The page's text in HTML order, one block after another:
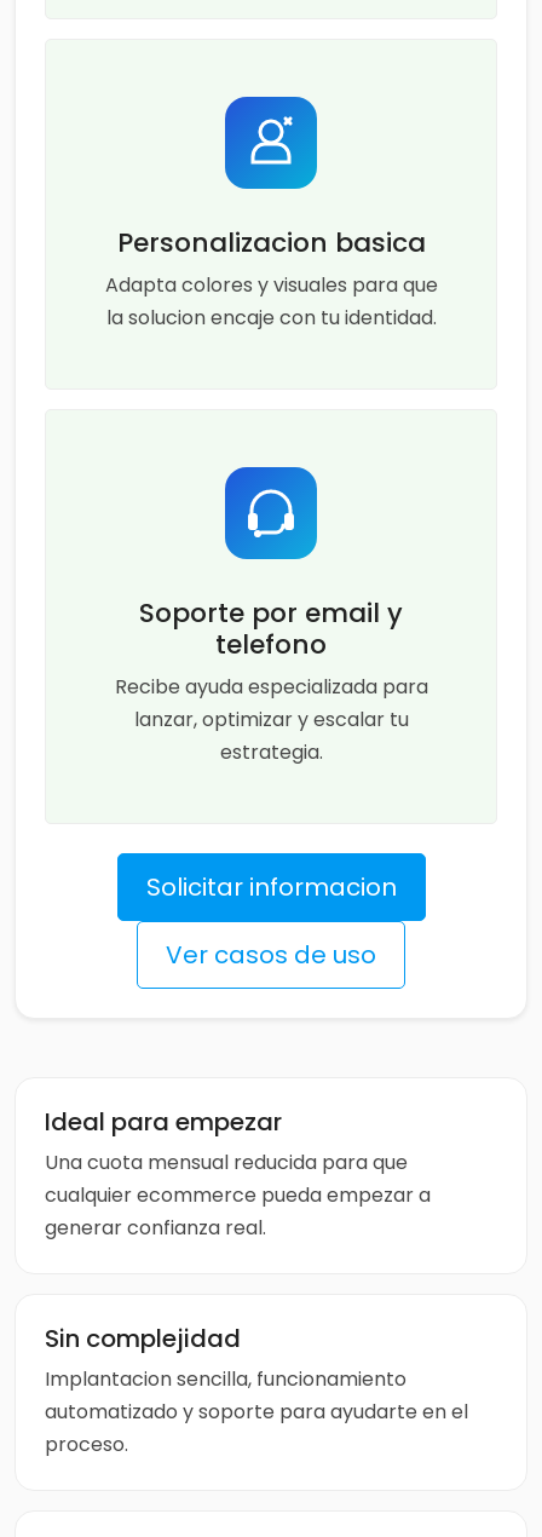
Personalizacion basica
Adapta colores y visuales para que
la solucion encaje con tu identidad.
Soporte por email y
telefono
Recibe ayuda especializada para
lanzar, optimizar y escalar tu
estrategia.
Solicitar informacion
Ver casos de uso
Ideal para empezar
Una cuota mensual reducida para que
cualquier ecommerce pueda empezar a
generar confianza real.
Sin complejidad
Implantacion sencilla, funcionamiento
automatizado y soporte para ayudarte en el
proceso.